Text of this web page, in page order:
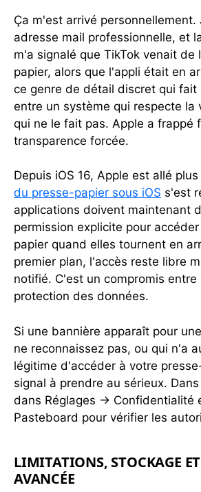
Ça m'est arrivé personnellement.
adresse mail professionnelle, et
m'a signalé que TikTok venait de
papier, alors que l'appli était en
ce genre de détail discret qui fait
entre un système qui respecte la
qui ne le fait pas. Apple a frappé
transparence forcée.
Depuis iOS 16, Apple est allé
du presse-papier sous iOS s'est
applications doivent maintenant
permission explicite pour
papier quand elles tournent en
premier plan, l'accès reste libre
notifié. C'est un compromis entre
protection des données.
Si une bannière apparaît pour
ne reconnaissez pas, ou qui n'a
légitime d'accéder à votre
signal à prendre au sérieux.
dans Réglages → Confidentialité
Pasteboard pour vérifier les
LIMITATIONS, STOCKAGE
AVANCÉE